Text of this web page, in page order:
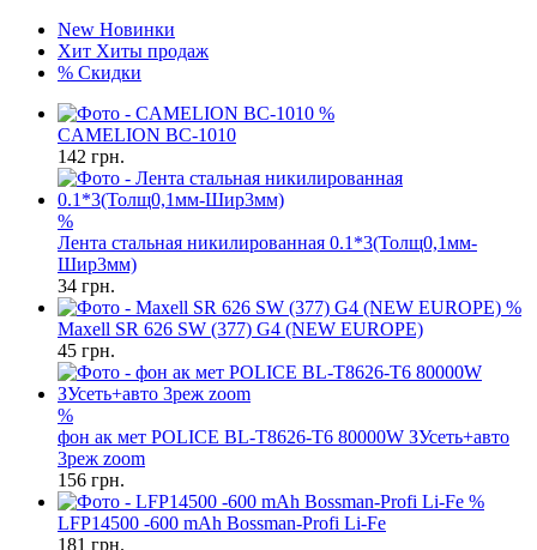
New Новинки
Хит Хиты продаж
% Скидки
%
CAMELION BC-1010
142 грн.
%
Лента стальная никилированная 0.1*3(Толщ0,1мм-
Шир3мм)
34 грн.
%
Maxell SR 626 SW (377) G4 (NEW EUROPE)
45 грн.
%
фон ак мет POLICE BL-T8626-T6 80000W ЗУсеть+авто
3реж zoom
156 грн.
%
LFP14500 -600 mAh Bossman-Profi Li-Fe
181 грн.